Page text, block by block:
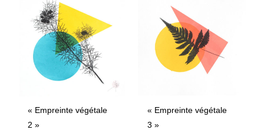
« Empreinte végétale
2 »
« Empreinte végétale
3 »